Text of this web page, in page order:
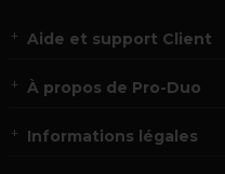
Aide et support Client
À propos de Pro-Duo
Informations légales